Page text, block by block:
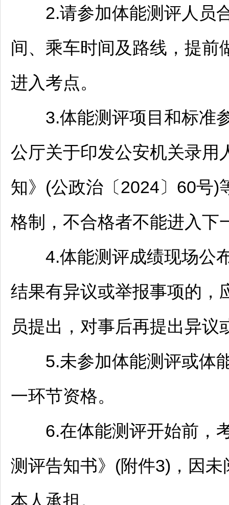
2.请参加体能测评人员合
间、乘车时间及路线，提前
进入考点。
3.体能测评项目和标准参
公厅关于印发公安机关录用
知》(公政治〔2024〕60号)
格制，不合格者不能进入下
4.体能测评成绩现场公布
结果有异议或举报事项的，
员提出，对事后再提出异议
5.未参加体能测评或体能
一环节资格。
6.在体能测评开始前，考
测评告知书》(附件3)，因
本人承担。